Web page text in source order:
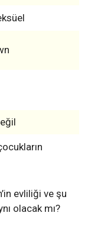
evliliği ve şu
olacak mı?